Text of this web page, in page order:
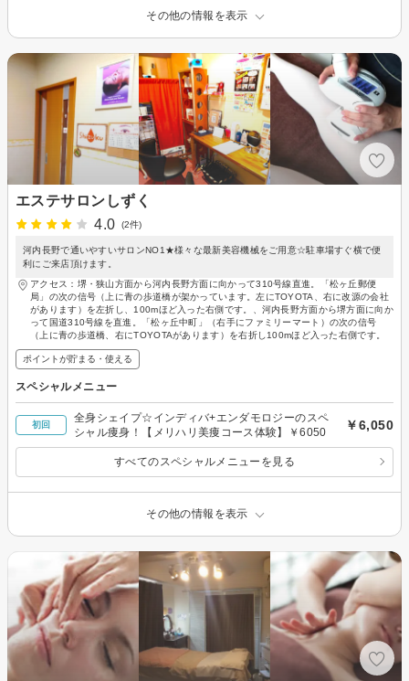
その他の情報を表示
エステサロンしずく
4.0
(2件)
河内長野で通いやすいサロンNO1★様々な最新美容機械をご用意☆駐車場すぐ横で便
利にご来店頂けます。
アクセス：堺・狭山方面から河内長野方面に向かって310号線直進。「松ヶ丘郵便
局」の次の信号（上に青の歩道橋が架かっています。左にTOYOTA、右に改源の会社
があります）を左折し、100mほど入った右側です。、河内長野方面から堺方面に向か
って国道310号線を直進。「松ヶ丘中町」（右手にファミリーマート）の次の信号
（上に青の歩道橋、右にTOYOTAがあります）を右折し100mほど入った右側です。
ポイントが貯まる・使える
スペシャルメニュー
初回
全身シェイプ☆インディバ+エンダモロジーのスペ
シャル痩身！【メリハリ美痩コース体験】￥6050
￥6,050
すべてのスペシャルメニューを見る
その他の情報を表示